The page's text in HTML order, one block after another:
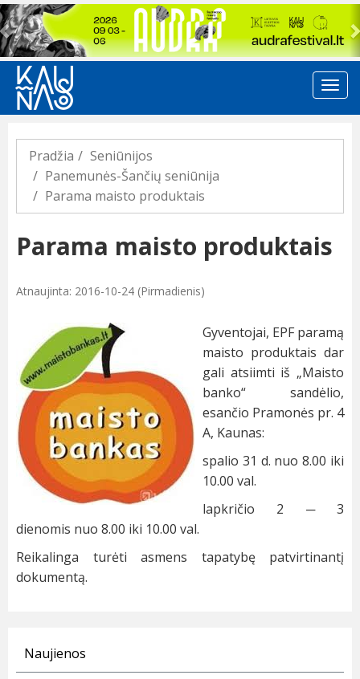
Previous
Pradžia
Seniūnijos
Panemunės-Šančių seniūnija
Parama maisto produktais
Parama maisto produktais
Atnaujinta: 2016-10-24 (Pirmadienis)
Gyventojai, EPF paramą
maisto produktais dar
gali atsiimti iš „Maisto
banko“ sandėlio,
esančio Pramonės pr. 4
A, Kaunas:
spalio 31 d. nuo 8.00 iki
10.00 val.
lapkričio 2 ─ 3
dienomis nuo 8.00 iki 10.00 val.
Reikalinga turėti asmens tapatybę patvirtinantį
dokumentą.
Naujienos